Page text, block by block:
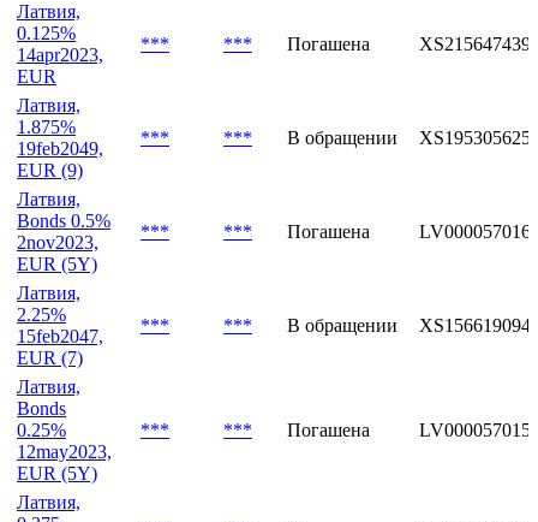
Латвия,
0.125%
14apr2023,
EUR
*** *** Погашена
Латвия,
1.875%
19feb2049,
EUR (9)
*** *** В обращении
Латвия,
Bonds 0.5%
2nov2023,
EUR (5Y)
*** *** Погашена
Латвия,
2.25%
15feb2047,
EUR (7)
*** *** В обращении
Латвия,
Bonds
0.25%
12may2023,
EUR (5Y)
*** *** Погашена
Латвия,